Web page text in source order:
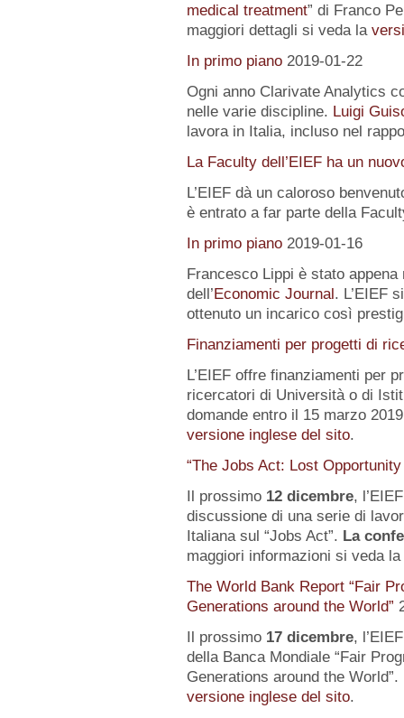
medical treatment” di Franco
maggiori dettagli si veda la
In primo piano 2019-01-22
Ogni anno Clarivate Analytics
nelle varie discipline. Luigi
lavora in Italia, incluso nel
La Faculty dell’EIEF ha un
L’EIEF dà un caloroso
è entrato a far parte della
In primo piano 2019-01-16
Francesco Lippi è stato
dell’Economic Journal. L’EIEF
ottenuto un incarico così
Finanziamenti per progetti di
L’EIEF offre finanziamenti per
ricercatori di Università o di
domande entro il 15 marzo
versione inglese del sito.
“The Jobs Act: Lost
Il prossimo 12 dicembre,
discussione di una serie di
Italiana sul “Jobs Act”. La
maggiori informazioni si veda la
The World Bank Report “Fair
Generations around the World”
Il prossimo 17 dicembre,
della Banca Mondiale “Fair
Generations around the
versione inglese del sito.